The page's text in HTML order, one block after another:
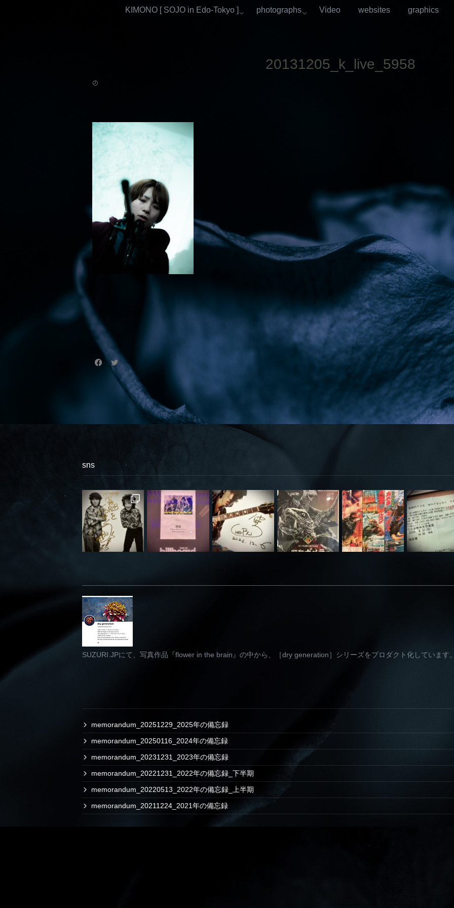
KIMONO [ SOJO in Edo-Tokyo ] photographs Video websites graphics
20131205_k_live_5958
sns
SUZURI.JPにて、写真作品『flower in the brain』の中から、［dry generation］シリーズをプロダクト化しています
memorandum_20251229_2025年の備忘録
memorandum_20250116_2024年の備忘録
memorandum_20231231_2023年の備忘録
memorandum_20221231_2022年の備忘録_下半期
memorandum_20220513_2022年の備忘録_上半期
memorandum_20211224_2021年の備忘録